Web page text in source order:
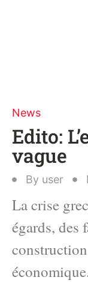
News
Edito:
vague
By user
La crise
égards, des